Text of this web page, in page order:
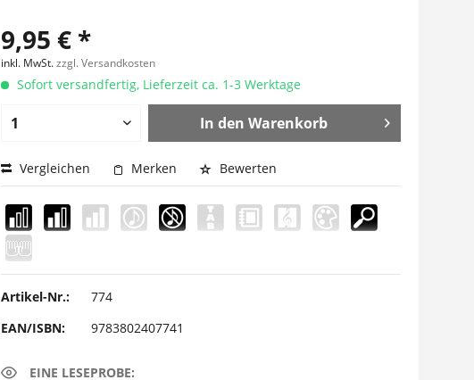
9,95 € *
inkl. MwSt.zzgl. Versandkosten
Sofort versandfertig, Lieferzeit ca. 1-3 Werktage
In den Warenkorb
Vergleichen Merken Bewerten
Artikel-Nr.:
774
EAN/ISBN:
9783802407741
EINE LESEPROBE: